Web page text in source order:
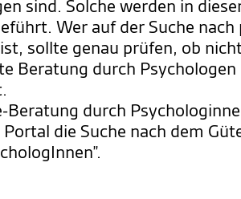
sind. Solche werden in
Wer auf der Suche
sollte genau prüfen, ob
Beratung durch
Beratung durch
die Suche nach dem